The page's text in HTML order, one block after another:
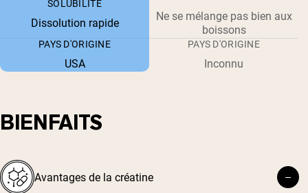
SOLUBILITÉ
Dissolution rapide
Ne se mélange pas bien aux
boissons
PAYS D'ORIGINE
USA
PAYS D'ORIGINE
Inconnu
BIENFAITS
Avantages de la créatine